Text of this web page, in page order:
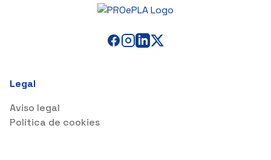
Legal
Aviso legal
Política de cookies